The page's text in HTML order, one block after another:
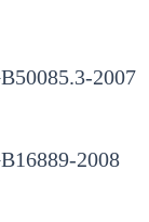
2007
2008